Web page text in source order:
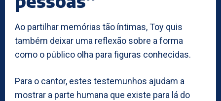
Ao partilhar memórias tão íntimas, Toy quis
também deixar uma reflexão sobre a forma
como o público olha para figuras conhecidas.
Para o cantor, estes testemunhos ajudam a
mostrar a parte humana que existe para lá do